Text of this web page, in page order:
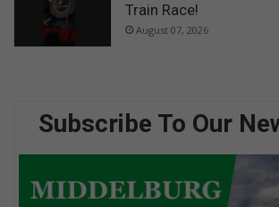
Train Race!
August 07, 2026
Subscribe To Our